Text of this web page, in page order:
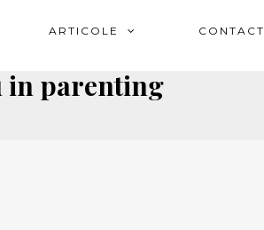
ARTICOLE CONTACT
in parenting